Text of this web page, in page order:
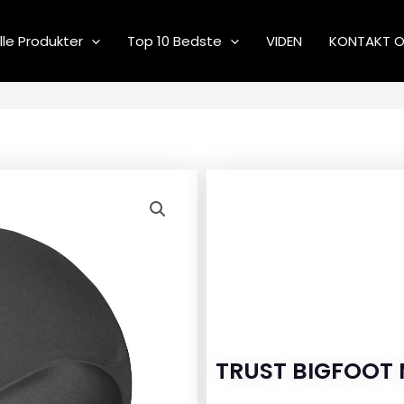
Produkter Top 10 Bedste VIDEN KONTAKT
TRUST BIGFOOT